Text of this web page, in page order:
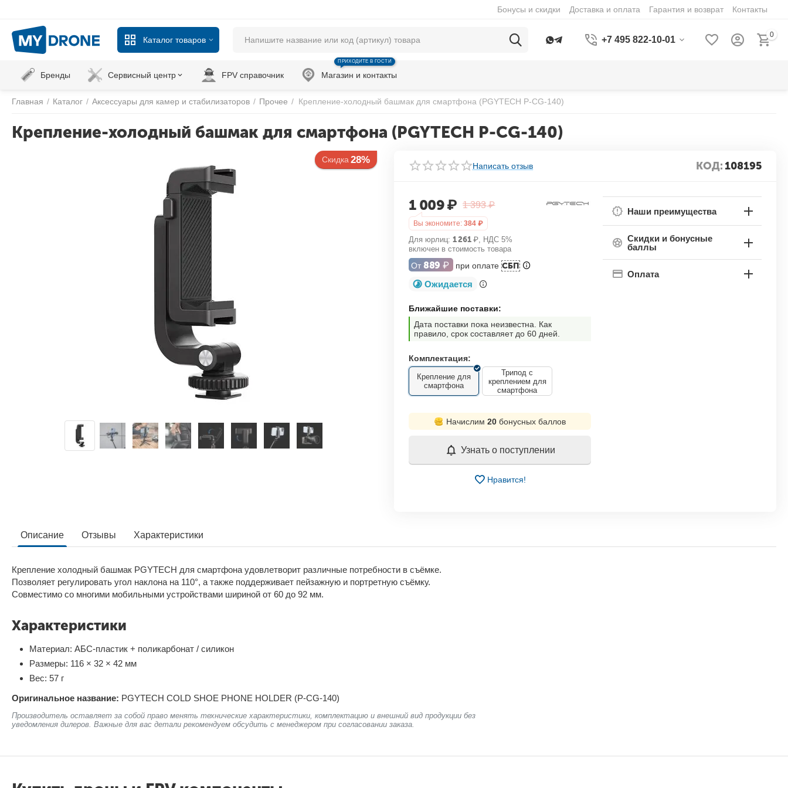
Бонусы и скидки Доставка и оплата Гарантия и возврат Контакты
Каталог товаров +7 495 822-10-01 0
Бренды Сервисный центр FPV справочник Магазин и контакты
ПРИХОДИТЕ В ГОСТИ
Главная / Каталог / Аксессуары для камер и стабилизаторов / Прочее / Крепление-холодный башмак для смартфона (PGYTECH P-CG-140)
Крепление-холодный башмак для смартфона (PGYTECH P-CG-140)
Скидка 28%
Написать отзыв КОД:108195
1 009₽ 1 393 ₽
Вы экономите: 384 ₽
Для юрлиц: 1 261 ₽, НДС 5%
включен в стоимость товара
От 889 ₽ при оплатеСБП
Ожидается
Ближайшие поставки:
Дата поставки пока неизвестна. Как
правило, срок составляет до 60 дней.
Комплектация:
Крепление для
смартфона
Трипод с
креплением для
смартфона
Начислим 20бонусных баллов
Узнать о поступлении
Нравится!
Наши преимущества
Скидки и бонусные
баллы
Оплата
Описание Отзывы Характеристики
Крепление холодный башмак PGYTECH для смартфона удовлетворит различные потребности в съёмке.
Позволяет регулировать угол наклона на 110°, а также поддерживает пейзажную и портретную съёмку.
Совместимо со многими мобильными устройствами шириной от 60 до 92 мм.
Характеристики
Материал: АБС-пластик + поликарбонат / силикон
Размеры: 116 × 32 × 42 мм
Вес: 57 г
Оригинальное название: PGYTECH COLD SHOE PHONE HOLDER (P-CG-140)
Производитель оставляет за собой право менять технические характеристики, комплектацию и внешний вид продукции без
уведомления дилеров. Важные для вас детали рекомендуем обсудить с менеджером при согласовании заказа.